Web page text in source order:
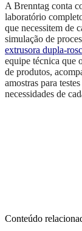
A Brenntag conta
laboratório
que necessitem de
simulação de
extrusora dupla-
equipe técnica que
de produtos,
amostras para
necessidades de
Conteúdo